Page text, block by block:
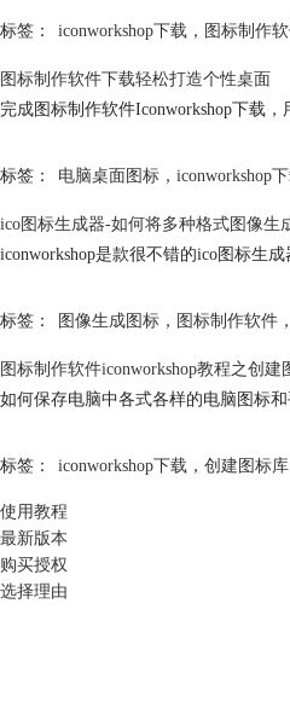
标签： iconworkshop下载 ， 图标制作
图标制作软件下载轻松打造个性桌面
完成图标制作软件Iconworkshop下载
标签： 电脑桌面图标 ， iconworkshop
ico图标生成器-如何将多种格式图像生
iconworkshop是款很不错的ico图标生
标签： 图像生成图标 ， 图标制作软件 ，
图标制作软件iconworkshop教程之创建
如何保存电脑中各式各样的电脑图标
标签： iconworkshop下载 ， 创建图标库
使用教程
最新版本
购买授权
选择理由